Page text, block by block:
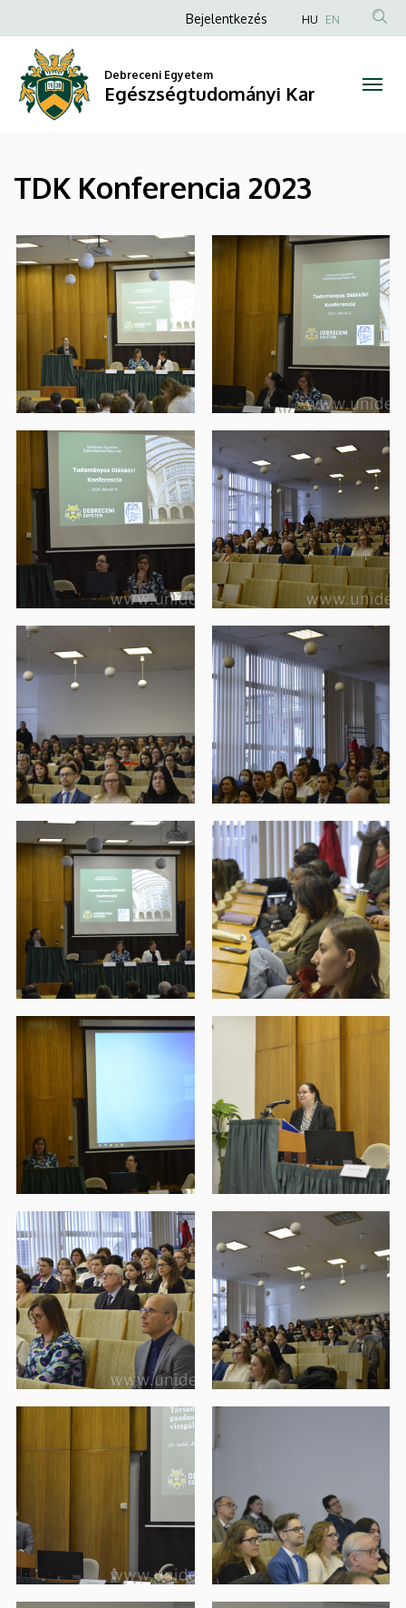
Egészségtudományi
Kar
a
tartalomra
Anonim
fiók
menüje
Bejelentkezés HU EN
Debreceni Egyetem
Egészségtudományi Kar
TDK Konferencia 2023